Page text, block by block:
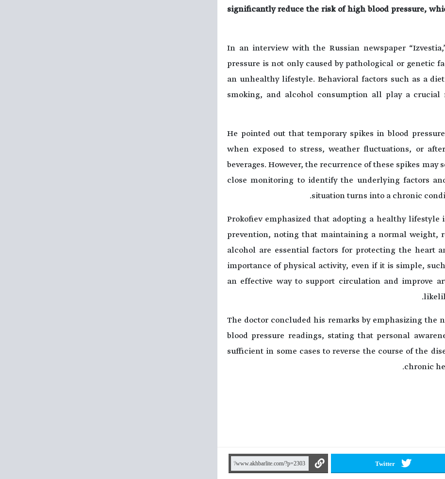
significantly reduce the risk of high blood pressure,
In an interview with the Russian newspaper
pressure is not only caused by pathological or genetic
an unhealthy lifestyle. Behavioral factors such as a
smoking, and alcohol consumption all play a
He pointed out that temporary spikes in blood
when exposed to stress, weather fluctuations, or
beverages. However, the recurrence of these spikes
close monitoring to identify the underlying factors
situation turns into a chronic
Prokofiev emphasized that adopting a healthy
prevention, noting that maintaining a normal weight,
alcohol are essential factors for protecting the heart
importance of physical activity, even if it is simple,
an effective way to support circulation and improve
The doctor concluded his remarks by emphasizing the
blood pressure readings, stating that personal
sufficient in some cases to reverse the course of the
chronic
Twitter